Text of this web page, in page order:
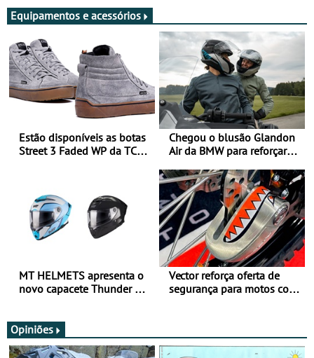
Equipamentos e acessórios
Estão disponíveis as botas
Street 3 Faded WP da TCX
Chegou o blusão Glandon
Air da BMW para reforçar
verão
MT HELMETS apresenta o
novo capacete Thunder 4 R
Vector reforça oferta de
segurança para motos com
Opiniões